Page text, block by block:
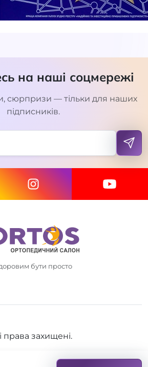
на наші соцмережі
сюрпризи — тільки для наших
підписників.
бути просто
права захищені.